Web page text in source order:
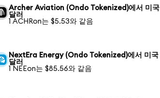
Archer Aviation (Ondo Tokenized)에서 미국
달러
1 ACHRon는 $5.53와 같음
NextEra Energy (Ondo Tokenized)에서 미국
달러
1 NEEon는 $85.56와 같음